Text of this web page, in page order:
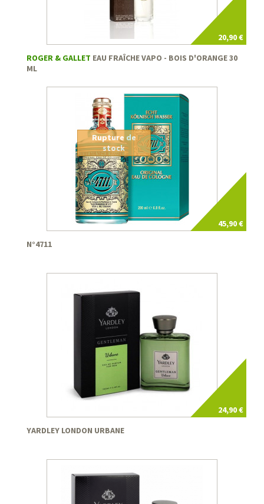
20,90 €
ROGER & GALLET EAU FRAÎCHE VAPO - BOIS D'ORANGE 30
ML
45,90 €
Rupture de
stock
N°4711
24,90 €
YARDLEY LONDON URBANE